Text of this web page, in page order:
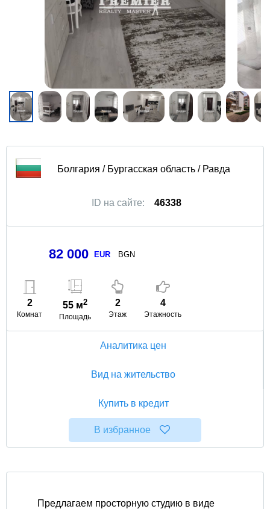
Болгария / Бургасская область / Равда
46338
ID на сайте:
82 000 EUR BGN
2
Комнат
55 м2
Площадь
2
Этаж
4
Этажность
Аналитика цен
Вид на жительство
Купить в кредит
В избранное
Предлагаем просторную студию в виде